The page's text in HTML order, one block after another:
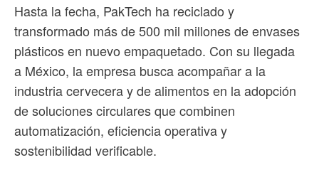
Hasta la fecha, PakTech ha reciclado y
transformado más de 500 mil millones de envases
plásticos en nuevo empaquetado. Con su llegada
a México, la empresa busca acompañar a la
industria cervecera y de alimentos en la adopción
de soluciones circulares que combinen
automatización, eficiencia operativa y
sostenibilidad verificable.